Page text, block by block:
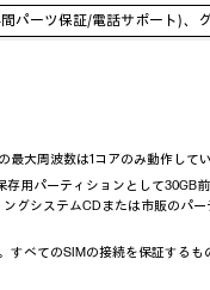
間パーツ保証/電話サポート) 、
大周波数は1コアのみ動作して
用パーティションとして30GB
グシステムCDまたは市販のパ
べてのSIMの接続を保証する